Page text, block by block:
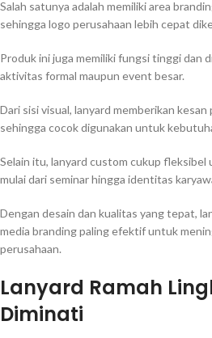
Salah satunya adalah memiliki area
sehingga logo perusahaan lebih cepat
Produk ini juga memiliki fungsi tinggi dan
aktivitas formal maupun event besar.
Dari sisi visual, lanyard memberikan
sehingga cocok digunakan untuk
Selain itu, lanyard custom cukup
mulai dari seminar hingga identitas
Dengan desain dan kualitas yang tepat,
media branding paling efektif untuk
perusahaan.
Lanyard Ramah
Diminati